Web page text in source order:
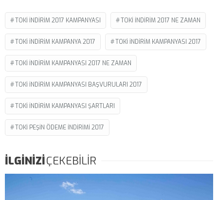
TOKI INDIRIM 2017 KAMPANYASI TOKI INDIRIM 2017 NE ZAMAN
TOKI INDIRIM KAMPANYA 2017 TOKI INDIRIM KAMPANYASI 2017
TOKI INDIRIM KAMPANYASI 2017 NE ZAMAN
TOKI INDIRIM KAMPANYASI BAŞVURULARI 2017
TOKI INDIRIM KAMPANYASI ŞARTLARI
TOKI PEŞIN ÖDEME INDIRIMI 2017
İLGİNİZİÇEKEBİLİR